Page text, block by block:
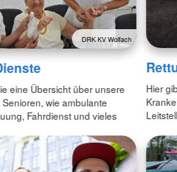
DRK KV Wolfach
eine Übersicht über unsere
wie ambulante
Fahrdienst und vieles
Hier